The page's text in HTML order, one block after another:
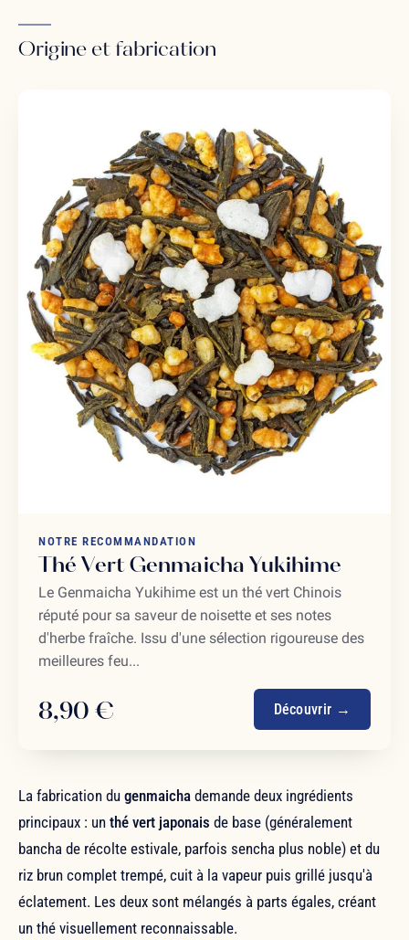
Origine et fabrication
NOTRE RECOMMANDATION
Thé Vert Genmaicha Yukihime
Le Genmaicha Yukihime est un thé vert Chinois
réputé pour sa saveur de noisette et ses notes
d'herbe fraîche. Issu d'une sélection rigoureuse des
meilleures feu...
8,90 € Découvrir →
La fabrication du genmaicha demande deux ingrédients
principaux : un thé vert japonais de base (généralement
bancha de récolte estivale, parfois sencha plus noble) et du
riz brun complet trempé, cuit à la vapeur puis grillé jusqu'à
éclatement. Les deux sont mélangés à parts égales, créant
un thé visuellement reconnaissable.